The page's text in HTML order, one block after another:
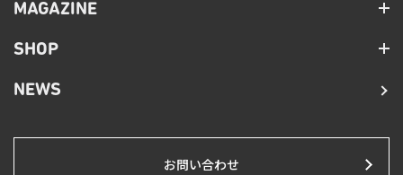
MAGAZINE
SHOP
NEWS
お問い合わせ